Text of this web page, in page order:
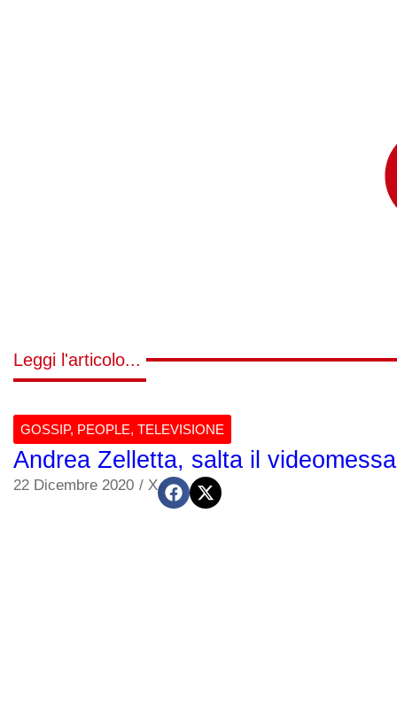
Leggi l'articolo...
GOSSIP, PEOPLE, TELEVISIONE
Andrea Zelletta, salta il
22 Dicembre 2020 / X